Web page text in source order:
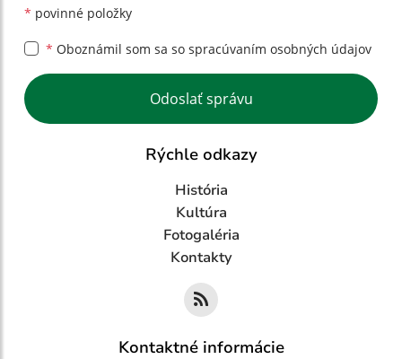
* povinné položky
* Oboznámil som sa so spracúvaním osobných údajov
Google reCaptcha Response
Odoslať správu
Rýchle odkazy
História
Kultúra
Fotogaléria
Kontakty
Kontaktné informácie